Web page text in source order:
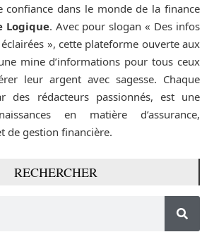
confiance dans le monde de la finance
Logique. Avec pour slogan « Des infos
», cette plateforme ouverte aux
mine d’informations pour tous ceux
leur argent avec sagesse. Chaque
des rédacteurs passionnés, est une
en matière d’assurance,
de gestion financière.
RECHERCHER